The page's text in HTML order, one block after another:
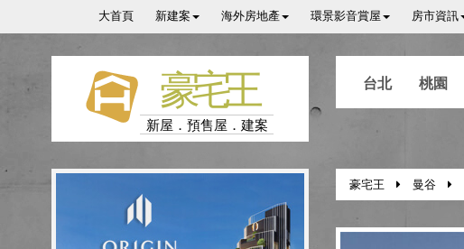
大首頁 新建案 海外房地產 環景影音賞屋 房市資訊
豪宅王
新屋．預售屋．建案
台北 桃園
豪宅王 曼谷